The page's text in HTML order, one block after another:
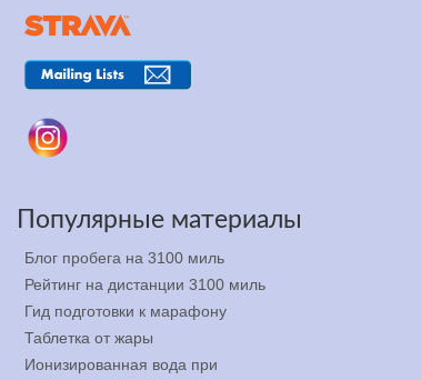
Популярные материалы
Блог пробега на 3100 миль
Рейтинг на дистанции 3100 миль
Гид подготовки к марафону
Таблетка от жары
Ионизированная вода при